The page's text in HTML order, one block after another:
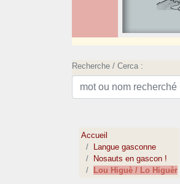
Recherche / Cerca :
Accueil
Langue gasconne
Nosauts en gascon !
Lou Higuè / Lo Higuèr